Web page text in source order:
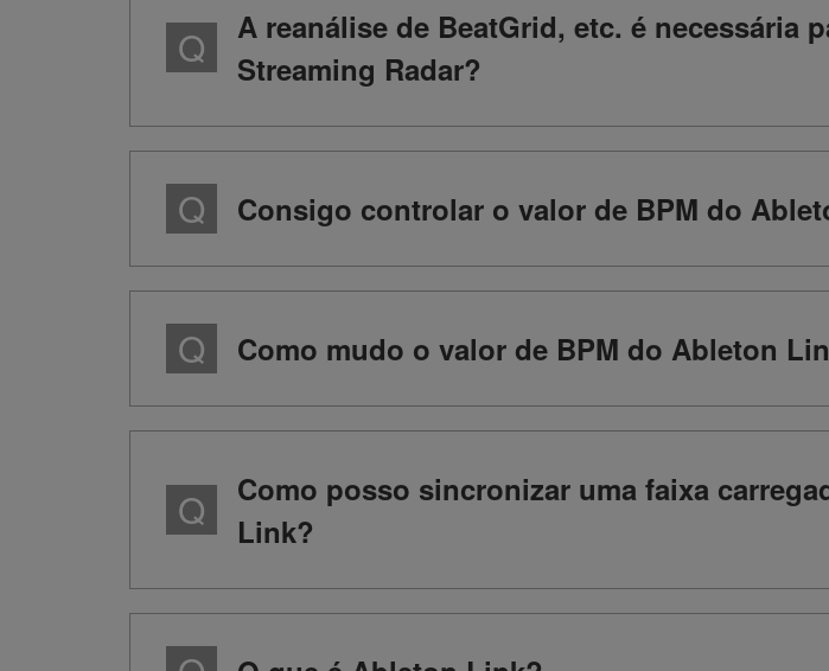
A reanálise de BeatGrid, etc. é necessária
Streaming Radar?
Consigo controlar o valor de BPM do
Como mudo o valor de BPM do Ableton
Como posso sincronizar uma faixa
Link?